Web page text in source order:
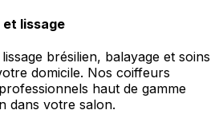
lissage
brésilien, balayage et soins
domicile. Nos coiffeurs
haut de gamme
dans votre salon.